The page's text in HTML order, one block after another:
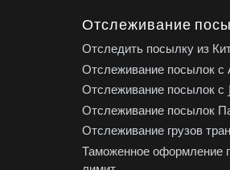
Отслеживание
Отследить посылку из
Отслеживание посылок с
Отслеживание посылок с
Отслеживание посылок
Отслеживание грузов
Таможенное оформление